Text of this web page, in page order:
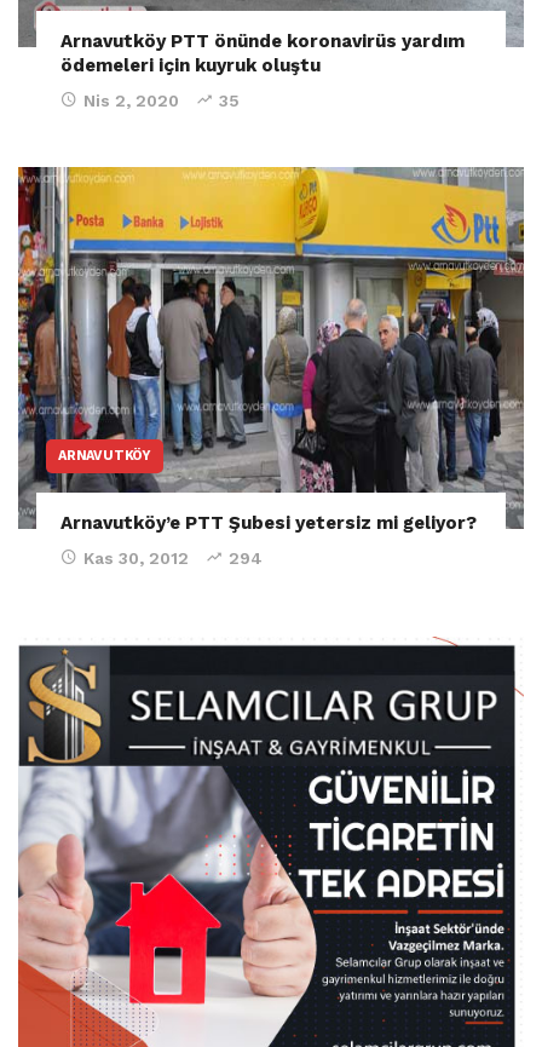
Arnavutköy PTT önünde koronavirüs yardım
ödemeleri için kuyruk oluştu
Nis 2, 2020 35
ARNAVUTKÖY
Arnavutköy’e PTT Şubesi yetersiz mi geliyor?
Kas 30, 2012 294